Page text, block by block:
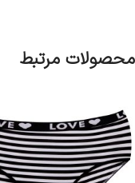
محصولات مرتبط